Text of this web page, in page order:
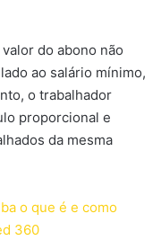
do abono não
ao salário mínimo,
o trabalhador
proporcional e
da mesma
o que é e como
360